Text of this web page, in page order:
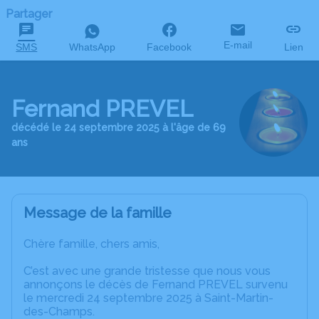
Partager
SMS WhatsApp Facebook E-mail Lien
Fernand PREVEL
décédé le 24 septembre 2025 à l'âge de 69
ans
Message de la famille
Chère famille, chers amis,
C’est avec une grande tristesse que nous vous
annonçons le décès de Fernand PREVEL survenu
le mercredi 24 septembre 2025 à Saint-Martin-
des-Champs.